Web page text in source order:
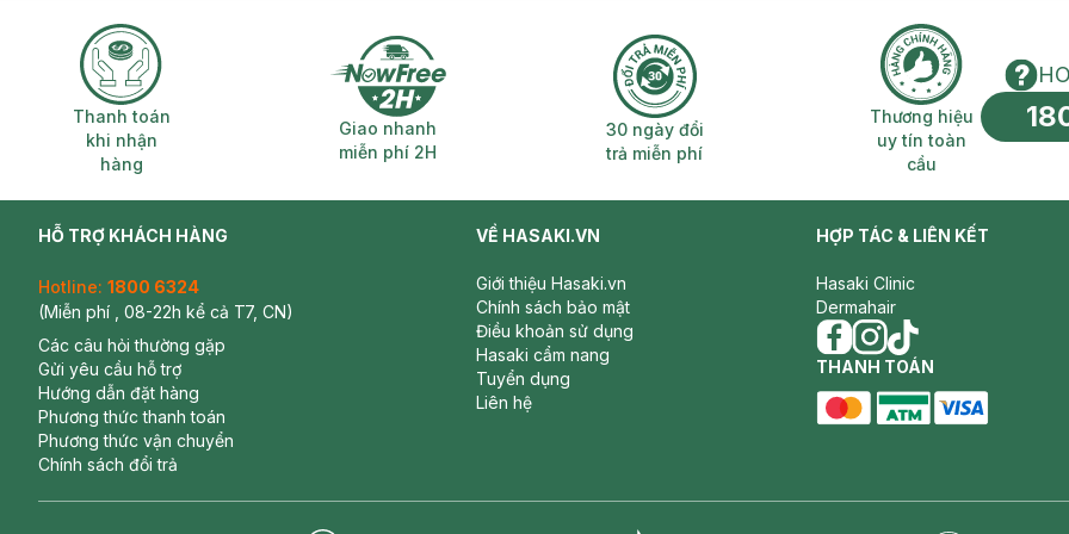
Thanh toán khi nhận hàng
Thanh toán
khi nhận
hàng
Giao nhanh miễn phí 2H
Giao nhanh
miễn phí 2H
30 ngày đổi trả miễn phí
30 ngày đổi
trả miễn phí
Thương hiệu
Thương hiệu
uy tín toàn
cầu
HỖ TRỢ KHÁCH HÀNG
Hotline: 1800 6324
(Miễn phí , 08-22h kể cả T7, CN)
Các câu hỏi thường gặp
Gửi yêu cầu hỗ trợ
Hướng dẫn đặt hàng
Phương thức thanh toán
Phương thức vận chuyển
Chính sách đổi trả
VỀ HASAKI.VN
Giới thiệu Hasaki.vn
Chính sách bảo mật
Điều khoản sử dụng
Hasaki cẩm nang
Tuyển dụng
Liên hệ
HỢP TÁC & LIÊN KẾT
Hasaki Clinic
Dermahair
facebook
instagram
tiktok
THANH TOÁN